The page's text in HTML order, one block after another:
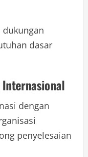
dasar
dengan
penyelesaian